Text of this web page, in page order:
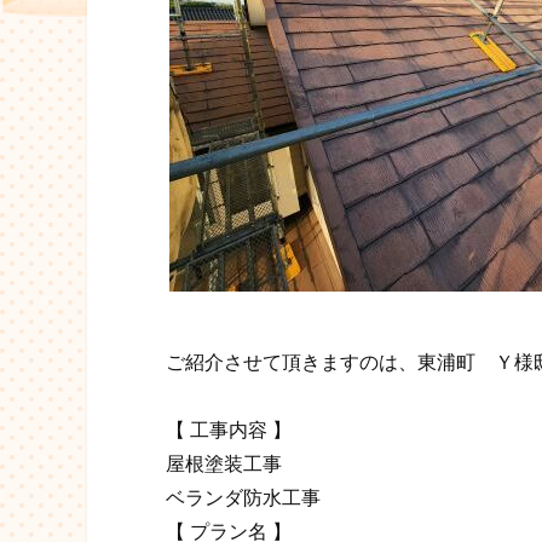
ご紹介させて頂きますのは、東浦町 Ｙ様
【 工事内容 】
屋根塗装工事
ベランダ防水工事
【 プラン名 】